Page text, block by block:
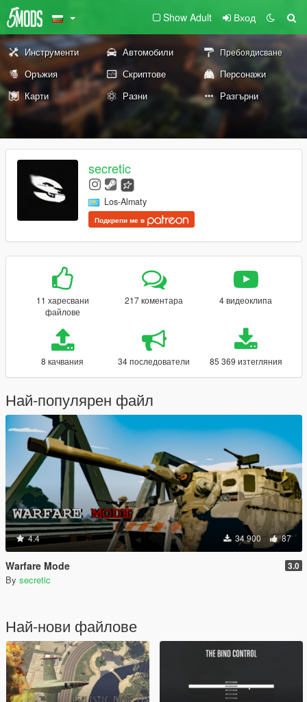
Show Adult Вход
Инструменти Автомобили Пребоядисване
Оръжия Скриптове
Персонажи
Карти
Разни Разгърни
secretic
Los-Almaty
Подкрепи ме в
11 харесвани
файлове
217 коментара 4 видеоклипа
8 качвания 34 последователи 85 369 изтегляния
Най-популярен файл
4.4 34 900 87
Warfare Mode 3.0
By secretic
Най-нови файлове